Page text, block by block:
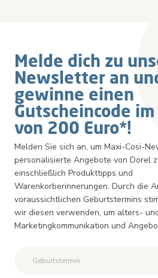
Melde dich zu
Newsletter an
gewinne einen
Gutscheincode
von 200 Euro*!
Melden Sie sich an, um Maxi-Cosi-
personalisierte Angebote von Dorel
einschließlich Produkttipps und
Warenkorberinnerungen. Durch die
voraussichtlichen Geburtstermins
wir diesen verwenden, um alters-
Marketingkommunikation und